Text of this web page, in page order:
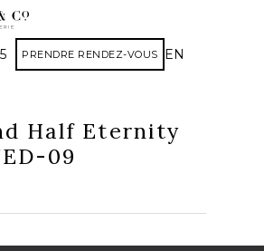
PRENDRE RENDEZ-VOUS EN
Half Eternity
09